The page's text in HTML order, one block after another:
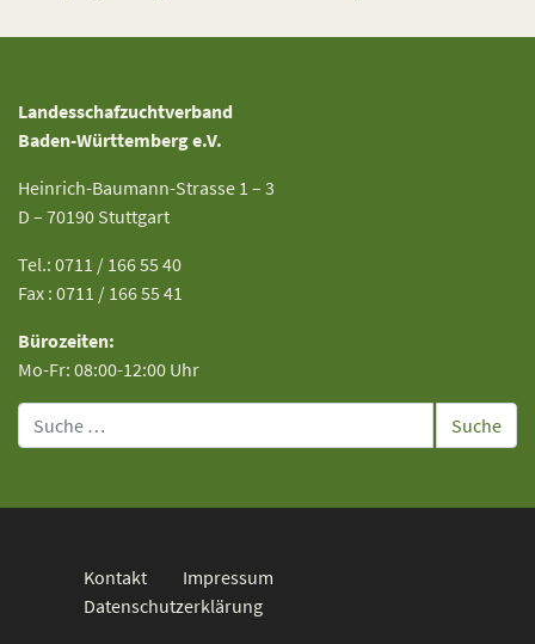
Landesschafzuchtverband
Baden-Württemberg e.V.
Heinrich-Baumann-Strasse 1 – 3
D – 70190 Stuttgart
Tel.: 0711 / 166 55 40
Fax : 0711 / 166 55 41
Bürozeiten:
Mo-Fr: 08:00-12:00 Uhr
Suche
Kontakt
Impressum
Datenschutzerklärung